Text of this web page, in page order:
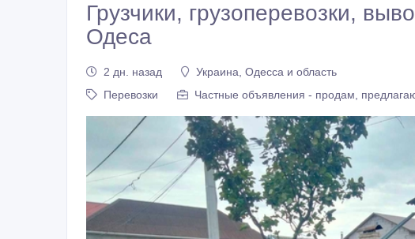
Грузчики, грузоперевозки,
Одеса
2 дн. назад
Украина, Одесса и область
Перевозки
Частные объявления - продам,